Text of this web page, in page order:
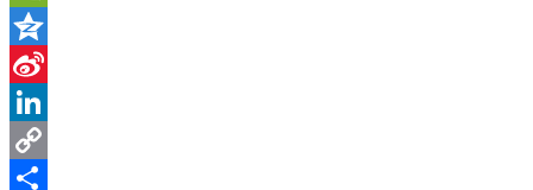
WeChat
Qzone
Sina
Weibo
LinkedIn
Copy